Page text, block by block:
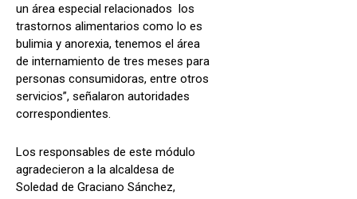
un área especial relacionados los
trastornos alimentarios como lo es
bulimia y anorexia, tenemos el área
de internamiento de tres meses para
personas consumidoras, entre otros
servicios”, señalaron autoridades
correspondientes.
Los responsables de este módulo
agradecieron a la alcaldesa de
Soledad de Graciano Sánchez,